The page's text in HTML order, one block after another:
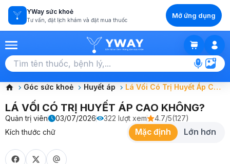
YWay sức khoẻ
Tư vấn, đặt lịch khám và đặt mua thuốc
Mở ứng dụng
Chọn tất cả (0) GIỎ HÀNG
Góc sức khoẻ Huyết áp
Lá Vối Có Trị Huyết Áp Cao
LÁ VỐI CÓ TRỊ HUYẾT ÁP CAO KHÔNG?
Quản trị viên 03/07/2026 322 lượt xem 4.7/5(127)
Kích thước chữ
Mặc định Lớn hơn